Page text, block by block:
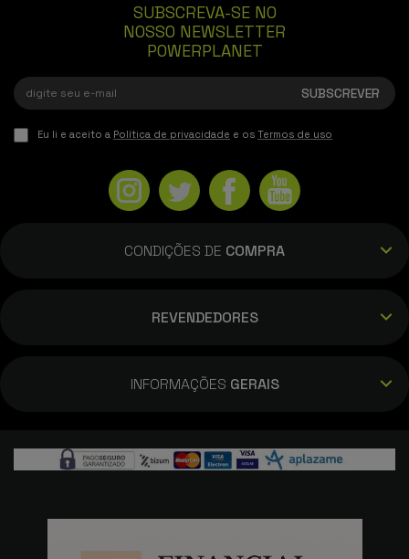
SUBSCREVA-SE NO
NOSSO NEWSLETTER
POWERPLANET
Eu li e aceito a Política de privacidade e os Termos de uso
CONDIÇÕES DE COMPRA
REVENDEDORES
INFORMAÇÕES GERAIS